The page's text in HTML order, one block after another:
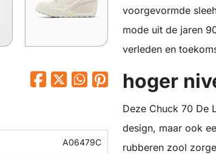
A06479C
voorgevormde
mode uit de jaren
verleden en
hoger
Deze Chuck 70 De
design, maar ook
rubberen zool